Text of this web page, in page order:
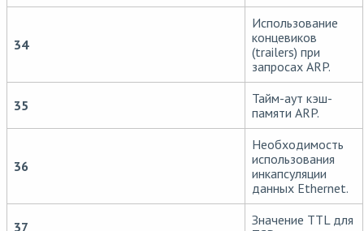
34
Использование
концевиков
(trailers) при
запросах ARP.
35
Тайм-аут кэш-
памяти ARP.
36
Необходимость
использования
инкапсуляции
данных Ethernet.
37
Значение TTL для